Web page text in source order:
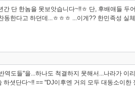
단 한놈을 못보앗습니다~!!ㅎ 단, 후배애들 두
동한다고 하던데...ㅎㅎㅎ ...이게?? 한민족성 실
역도들"을...하나도 척결하지 못해서...나라가 이
셧단다~!! == "DJ이후엔 거의 모두 대동소이한